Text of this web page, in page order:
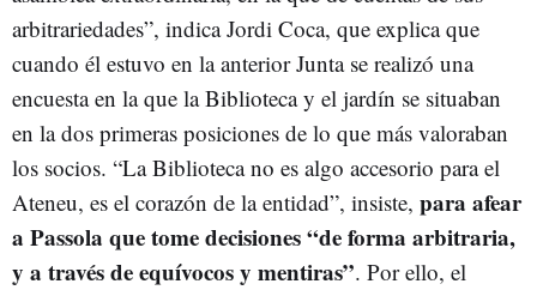
arbitrariedades”, indica Jordi Coca, que explica que
cuando él estuvo en la anterior Junta se realizó una
encuesta en la que la Biblioteca y el jardín se situaban
en la dos primeras posiciones de lo que más valoraban
los socios. “La Biblioteca no es algo accesorio para el
Ateneu, es el corazón de la entidad”, insiste, para afear
a Passola que tome decisiones “de forma arbitraria,
y a través de equívocos y mentiras”. Por ello, el